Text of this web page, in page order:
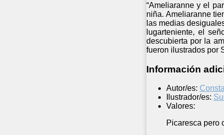
“Ameliaranne y el
niña. Ameliaranne
las medias
lugarteniente, el
descubierta por la
fueron ilustrados por
Información
Autor/es:
Ilustrador/es:
Valores:
Picaresca pero